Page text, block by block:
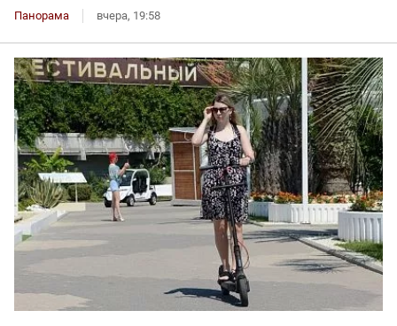
Панорама вчера, 19:58